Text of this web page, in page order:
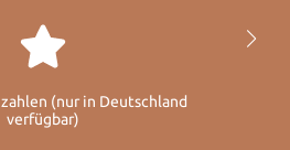
(nur in Deutschland
verfügbar)